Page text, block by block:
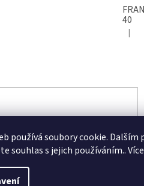
používá soubory cookie.
souhlas s jejich používáním..
40
|